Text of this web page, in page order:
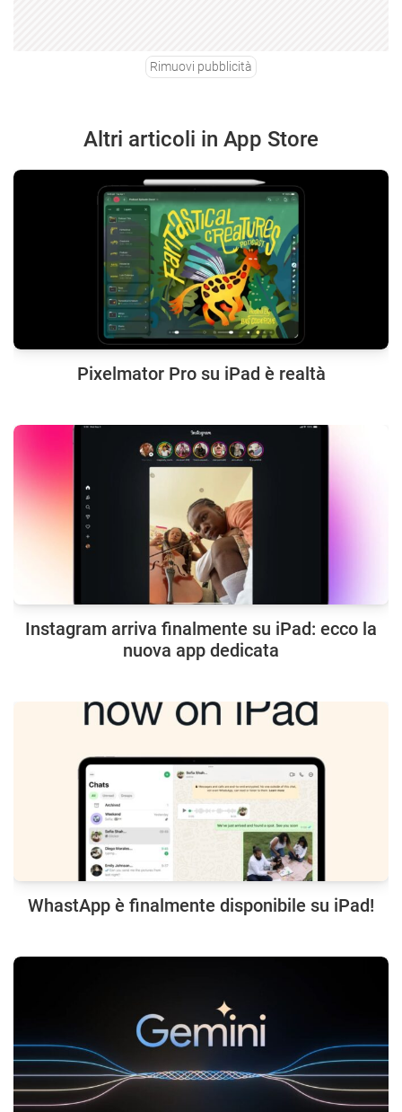
Rimuovi pubblicità
Altri articoli in App Store
Pixelmator Pro su iPad è realtà
Instagram arriva finalmente su iPad: ecco la
nuova app dedicata
WhastApp è finalmente disponibile su iPad!